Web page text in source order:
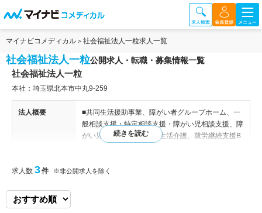
マイナビコメディカル 社会福祉法人一粒求人一覧
社会福祉法人一粒公開求人・転職・募集情報一覧
社会福祉法人一粒
本社：埼玉県北本市中丸9-259
法人概要
■共同生活援助事業、障がい者グループホーム、一
般相談支援・特定相談支援・障がい児相談支援、障
がい児等療育支援事業、生活介護、就労継続支援B
事業所 風の街、居宅・訪問介護事業所 風の街、デ
求人数 3件 ※非公開求人を除く